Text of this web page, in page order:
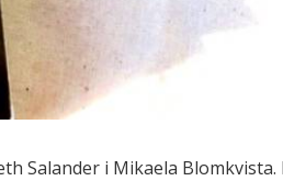
Salander i Mikaela